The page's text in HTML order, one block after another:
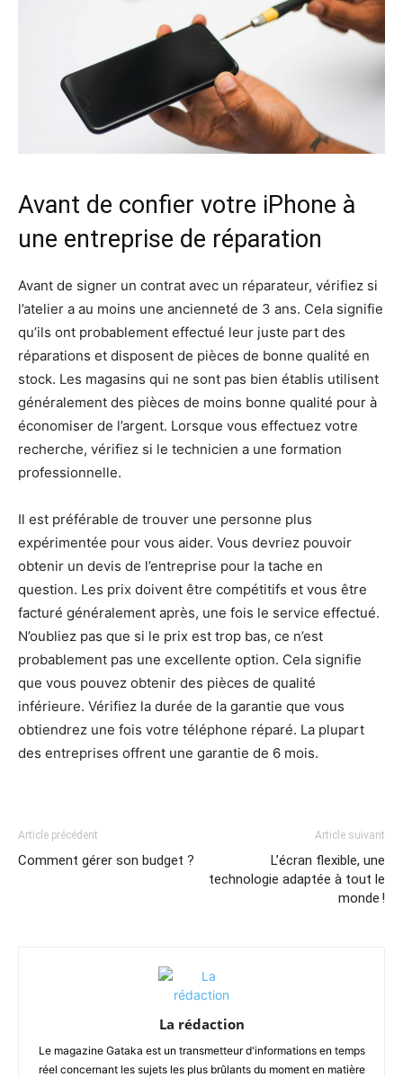
Avant de confier votre iPhone à
une entreprise de réparation
Avant de signer un contrat avec un réparateur, vérifiez si
l’atelier a au moins une ancienneté de 3 ans. Cela signifie
qu’ils ont probablement effectué leur juste part des
réparations et disposent de pièces de bonne qualité en
stock. Les magasins qui ne sont pas bien établis utilisent
généralement des pièces de moins bonne qualité pour à
économiser de l’argent. Lorsque vous effectuez votre
recherche, vérifiez si le technicien a une formation
professionnelle.
Il est préférable de trouver une personne plus
expérimentée pour vous aider. Vous devriez pouvoir
obtenir un devis de l’entreprise pour la tache en
question. Les prix doivent être compétitifs et vous être
facturé généralement après, une fois le service effectué.
N’oubliez pas que si le prix est trop bas, ce n’est
probablement pas une excellente option. Cela signifie
que vous pouvez obtenir des pièces de qualité
inférieure. Vérifiez la durée de la garantie que vous
obtiendrez une fois votre téléphone réparé. La plupart
des entreprises offrent une garantie de 6 mois.
Article précédent
Comment gérer son budget ?
Article suivant
L’écran flexible, une
technologie adaptée à tout le
monde !
La rédaction
Le magazine Gataka est un transmetteur d'informations en temps
réel concernant les sujets les plus brûlants du moment en matière